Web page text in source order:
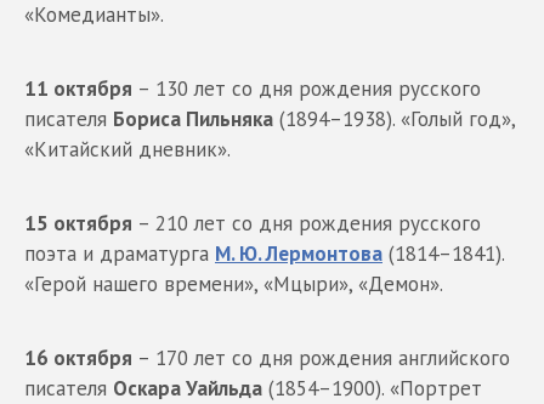
«Комедианты».
11 октября – 130 лет со дня рождения русского
писателя Бориса Пильняка (1894–1938). «Голый год»,
«Китайский дневник».
15 октября – 210 лет со дня рождения русского
поэта и драматурга М. Ю. Лермонтова (1814–1841).
«Герой нашего времени», «Мцыри», «Демон».
16 октября – 170 лет со дня рождения английского
писателя Оскара Уайльда (1854–1900). «Портрет